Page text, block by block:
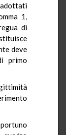
adottati
1,
di
deve
primo